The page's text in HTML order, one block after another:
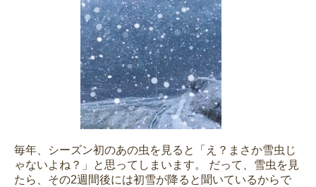
毎年、シーズン初のあの虫を見ると「え？まさか雪虫じ
ゃないよね？」と思ってしまいます。 だって、雪虫を見
たら、その2週間後には初雪が降ると聞いているからで